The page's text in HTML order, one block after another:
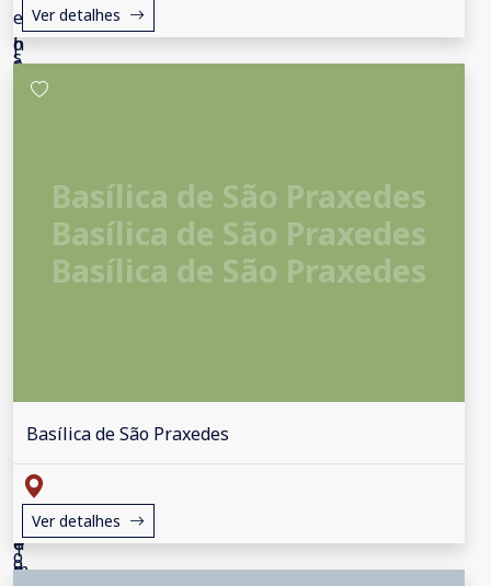
Ver detalhes
Basílica de São Praxedes
Basílica de São Praxedes
Basílica de São Praxedes
Basílica de São Praxedes
Ver detalhes